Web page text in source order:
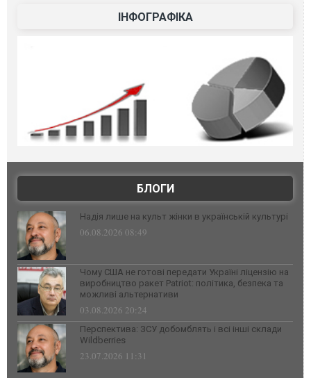
ІНФОГРАФІКА
БЛОГИ
Надія лише на культ жінки в українській культурі
06.08.2026 08:49
Чому США не готові передати Україні ліцензію на
виробництво ракет Patriot: політика, безпека та
можливі альтернативи
03.08.2026 20:24
Перспектива: ЗСУ добомблять і всі інші склади
Wildberries
23.07.2026 11:31